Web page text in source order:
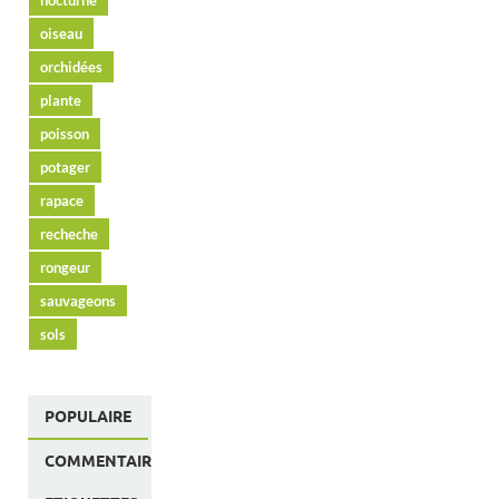
oiseau
orchidées
plante
poisson
potager
rapace
recheche
rongeur
sauvageons
sols
POPULAIRE
COMMENTAIRES